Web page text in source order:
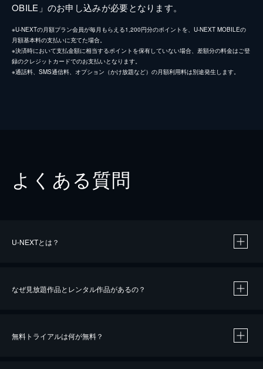
OBILE」のお申し込みが必要となります。
※U-NEXTの月額プラン会員が毎月もらえる1,200円分のポイントを、U-NEXT MOBILEの
月額基本料の支払いに充てた場合。
※決済時において支払金額に相当するポイントを保有していない場合、差額分の料金はご登
録のクレジットカードでのお支払いとなります。
※通話料、SMS通信料、オプション（かけ放題など）の月額利用料は別途発生します。
よくある質問
U-NEXTとは？
なぜ見放題作品とレンタル作品があるの？
無料トライアルは何が無料？